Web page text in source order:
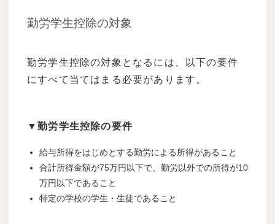
勤労学生控除の対象
勤労学生控除の対象となるには、以下の要件
にすべて当てはまる必要があります。
▼勤労学生控除の要件
給与所得をはじめとする勤労による所得があること
合計所得金額が75万円以下で、勤労以外での所得が10
万円以下であること
特定の学校の学生・生徒であること